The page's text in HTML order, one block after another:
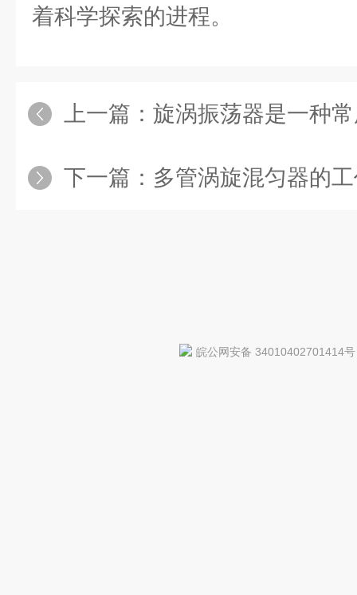
着科学探索的进程。
上一篇： 旋涡振荡器是一种常用的
下一篇： 多管涡旋混匀器的工
皖公网安备 34010402701414号